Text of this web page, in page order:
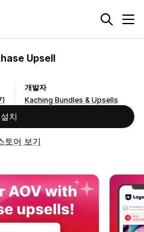
Upsell
개발자
Kaching Bundles & Upsells
설치
토어 보기